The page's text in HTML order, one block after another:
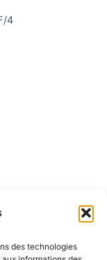
des technologies
4